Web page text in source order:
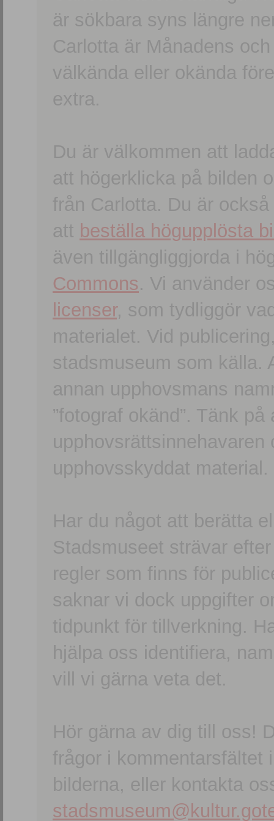
är sökbara syns längre
Carlotta är Månadens
välkända eller okända
extra.
Du är välkommen att
att högerklicka på bilden
från Carlotta. Du är
att beställa högupplösta
även tillgängliggjorda i
Commons. Vi använder
licenser, som tydliggör
materialet. Vid
stadsmuseum som källa.
annan upphovsmans
”fotograf okänd”. Tänk
upphovsskyddat material.
Har du något att berätta
Stadsmuseet strävar
regler som finns för
saknar vi dock uppgifter
tidpunkt för tillverkning.
hjälpa oss identifiera,
vill vi gärna veta det.
Hör gärna av dig till oss!
frågor i kommentarsfältet
bilderna, eller kontakta